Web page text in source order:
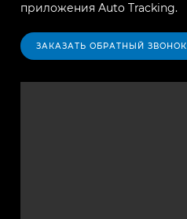
приложения Auto Tracking.
ЗАКАЗАТЬ ОБРАТНЫЙ ЗВОНОК